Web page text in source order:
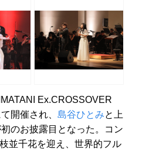
Ex.CROSSOVER
開催され、 島谷ひとみと上
のお披露目となった。コン
並千花を迎え、世界的フル